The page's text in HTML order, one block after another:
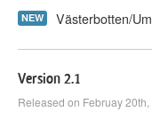
NEW Västerbotten/
Version 2.1
Released on Februay